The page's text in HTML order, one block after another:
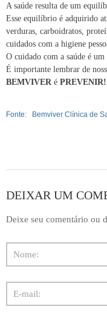
A saúde resulta de um
Esse equilíbrio é adquirido
verduras, carboidratos,
cuidados com a higiene
O cuidado com a saúde é
É importante lembrar de
BEMVIVER é PREVENIR!
Fonte: Bemviver Clínica de
DEIXAR UM
Deixe seu comentário ou